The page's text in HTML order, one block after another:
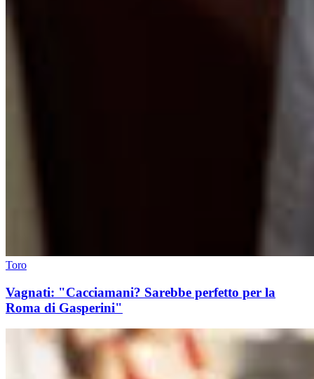
Toro
Vagnati: "Cacciamani? Sarebbe perfetto per la
Roma di Gasperini"